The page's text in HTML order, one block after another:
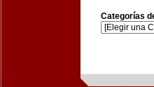
Categorías